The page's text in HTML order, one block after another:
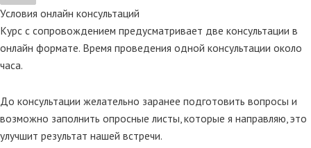
Условия онлайн консультаций
Курс с сопровождением предусматривает две консультации в
онлайн формате. Время проведения одной консультации около
часа.
До консультации желательно заранее подготовить вопросы и
возможно заполнить опросные листы, которые я направляю, это
улучшит результат нашей встречи.